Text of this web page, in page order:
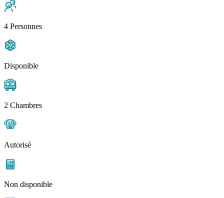
4 Personnes
Disponible
2 Chambres
Autorisé
Non disponible